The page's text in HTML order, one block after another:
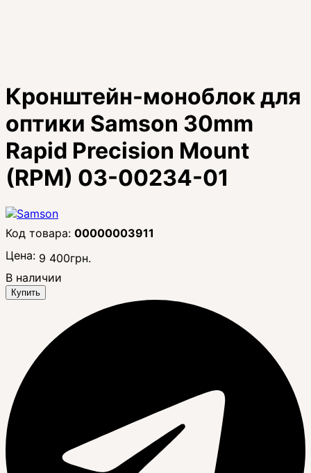
Кронштейн-моноблок для
оптики Samson 30mm
Rapid Precision Mount
(RPM) 03-00234-01
00000003911
Цена: 9 400грн.
В наличии
Купить